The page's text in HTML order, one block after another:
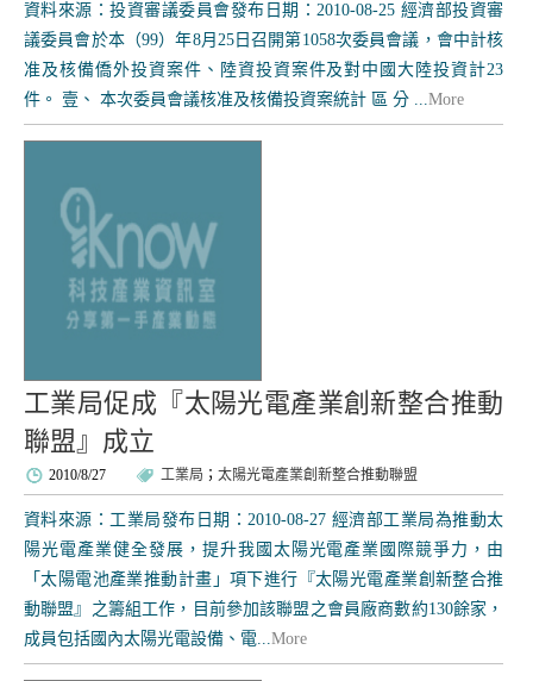
資料來源：投資審議委員會發布日期：2010-08-25 經濟部投資審
議委員會於本（99）年8月25日召開第1058次委員會議，會中計核
准及核備僑外投資案件、陸資投資案件及對中國大陸投資計23
件。 壹、 本次委員會議核准及核備投資案統計 區 分 ...More
工業局促成『太陽光電產業創新整合推動
聯盟』成立
2010/8/27 工業局 ； 太陽光電產業創新整合推動聯盟
資料來源：工業局發布日期：2010-08-27 經濟部工業局為推動太
陽光電產業健全發展，提升我國太陽光電產業國際競爭力，由
「太陽電池產業推動計畫」項下進行『太陽光電產業創新整合推
動聯盟』之籌組工作，目前參加該聯盟之會員廠商數約130餘家，
成員包括國內太陽光電設備、電...More